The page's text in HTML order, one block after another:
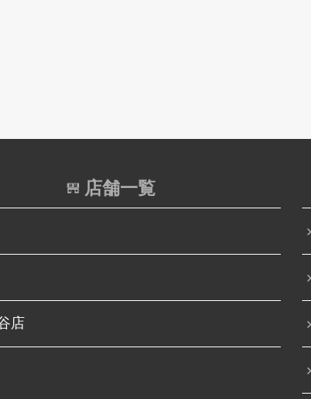
店舗一覧
店